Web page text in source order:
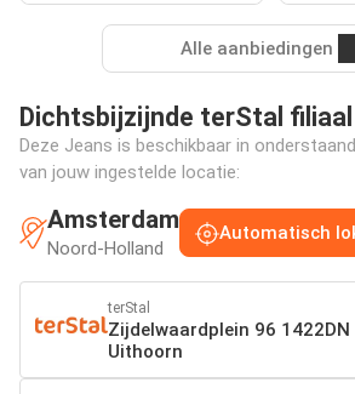
Alle aanbiedingen
Dichtsbijzijnde terStal filiaal
Deze Jeans is beschikbaar in
van jouw ingestelde locatie:
Amsterdam
Noord-Holland
Automatisch
terStal
Zijdelwaardplein 96 1422DN
Uithoorn